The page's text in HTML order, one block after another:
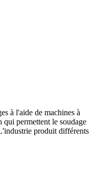
à l'aide de machines à
qui permettent le soudage
produit différents